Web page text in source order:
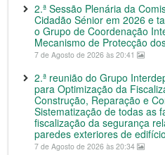
2.ª Sessão Plenária da
Cidadão Sénior em 2026 e
o Grupo de Coordenação
Mecanismo de Protecção
7 de Agosto de 2026 às 20:41
2.ª reunião do Grupo
para Optimização da
Construção, Reparação e
Sistematização de todas as
fiscalização da segurança
paredes exteriores de
7 de Agosto de 2026 às 20:34